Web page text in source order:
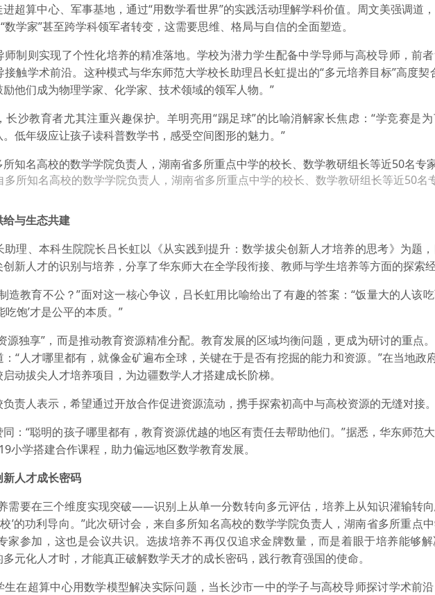
超算中心、军事基地，通过“用数学看世界”的实践活动理解学科价值。周文美强调道
数学家”甚至跨学科领军者转变，这需要思维、格局与自信的全面塑造。
师制则实现了个性化培养的精准落地。学校为潜力学生配备中学导师与高校导师，前
触学术前沿。这种模式与华东师范大学校长助理吕长虹提出的“多元培养目标”高度契
他们成为物理学家、化学家、技术领域的领军人物。”
长沙教育者尤其注重兴趣保护。羊明亮用“踢足球”的比喻消解家长焦虑：“学竞赛是
低年级应让孩子读科普数学书，感受空间图形的魅力。”
多所知名高校的数学学院负责人，湖南省多所重点中学的校长、数学教研组长等近50名
与生态共建
助理、本科生院院长吕长虹以《从实践到提升：数学拔尖创新人才培养的思考》为题
新人才的识别与培养，分享了华东师大在全学段衔接、教师与学生培养等方面的探索经
造教育不公？”面对这一核心争议，吕长虹用比喻给出了有趣的答案：“饭量大的人该
饱’才是公平的本质。”
源独享”，而是推动教育资源精准分配。教育发展的区域均衡问题，更成为研讨的重点
“人才哪里都有，就像金矿遍布全球，关键在于是否有挖掘的能力和资源。”在当地政
动拔尖人才培养项目，为边疆数学人才搭建成长阶梯。
责人表示，希望通过开放合作促进资源流动，携手探索初高中与高校资源的无缝对接。
：“聪明的孩子哪里都有，教育资源优越的地区有责任去帮助他们。”据悉，华东师范
小学搭建合作课程，助力偏远地区数学教育发展。
人才成长密码
需要在三个维度实现突破——识别上从单一分数转向多元评估，培养上从知识灌输转
校’的功利导向。”此次研讨会，来自多所知名高校的数学学院负责人，湖南省多所重点
家参加，这也是会议共识。选拔培养不再仅仅追求金牌数量，而是着眼于培养能够
元化人才时，才能真正破解数学天才的成长密码，践行教育强国的使命。
生在超算中心用数学模型解决实际问题，当长沙市一中的学子与高校导师探讨学术前